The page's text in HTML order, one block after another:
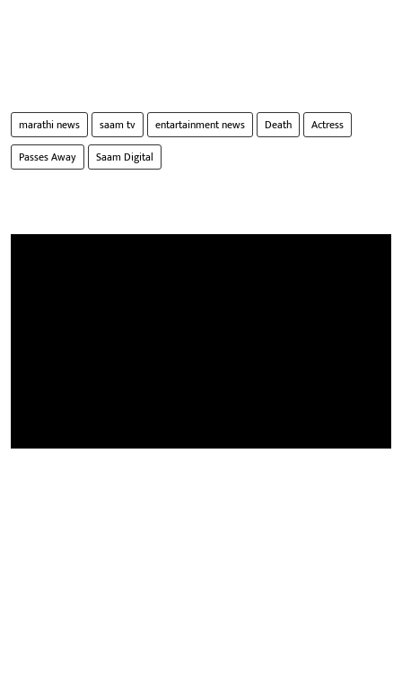
marathi news saam tv entartainment news Death
Actress
Passes Away
Saam Digital